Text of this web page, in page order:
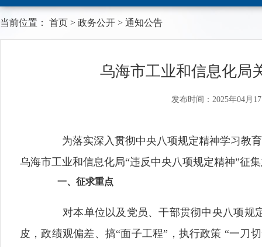
当前位置： 首页 > 政务公开 > 通知公告
乌海市工业和信息化局
发布时间：2025年04月
为落实深入贯彻中央八项规定精神学习教育
乌海市工业和信息化局“违反中央八项规定精神”征
一、征求重点
对本单位以及党员、干部贯彻中央八项规
皮，政绩观偏差、搞“面子工程”，执行政策 “一刀